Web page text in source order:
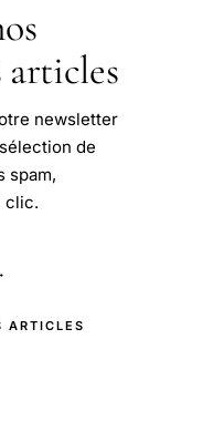
newsletter
de
spam,
clic.
ARTICLES